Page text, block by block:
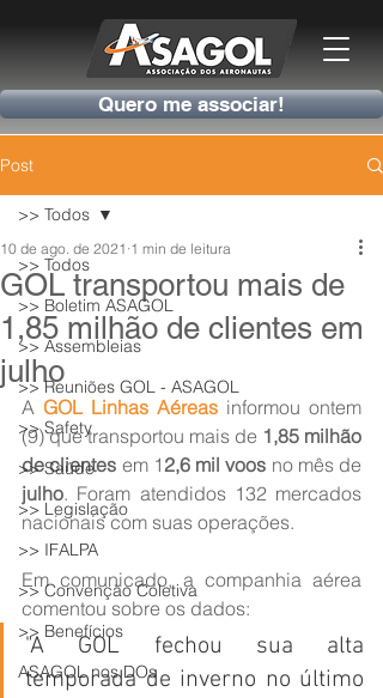
Quero me associar!
Post
>> Todos
>> Boletim ASAGOL
>> Assembleias
>> Reuniões GOL - ASAGOL
>> Safety
>> Saúde
>> Legislação
>> IFALPA
>> Convenção Coletiva
>> Benefícios
ASAGOL nos DOs
>> Todos
GOL transportou mais de
1,85 milhão de clientes em
julho
10 de ago. de 2021 1 min de leitura
A GOL Linhas Aéreas informou ontem
(9) que transportou mais de 1,85 milhão
de clientes em 12,6 mil voos
julho. Foram atendidos 132 mercados
nacionais com suas operações.
Em comunicado, a companhia aérea
comentou sobre os dados:
"A GOL fechou sua alta
temporada de inverno no último